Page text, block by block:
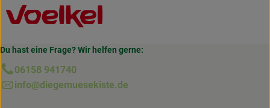
Du hast eine Frage? Wir helfen gerne:
06158 941740
info@diegemuesekiste.de